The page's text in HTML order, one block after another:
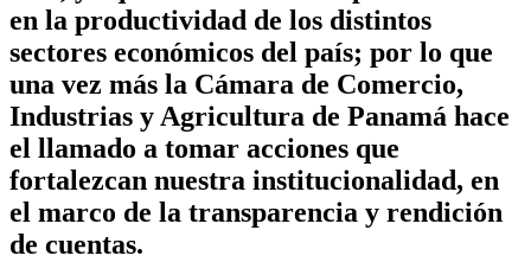
en la productividad de los distintos
sectores económicos del país; por lo que
una vez más la Cámara de Comercio,
Industrias y Agricultura de Panamá hace
el llamado a tomar acciones que
fortalezcan nuestra institucionalidad, en
el marco de la transparencia y rendición
de cuentas.